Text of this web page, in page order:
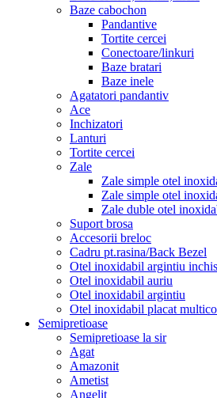
Baze cabochon
Pandantive
Tortite cercei
Conectoare/linkuri
Baze bratari
Baze inele
Agatatori pandantiv
Ace
Inchizatori
Lanturi
Tortite cercei
Zale
Zale simple otel
Zale simple otel
Zale duble otel
Suport brosa
Accesorii breloc
Cadru pt.rasina/Back Bezel
Otel inoxidabil argintiu inchis
Otel inoxidabil auriu
Otel inoxidabil argintiu
Otel inoxidabil placat
Semipretioase
Semipretioase la sir
Agat
Amazonit
Ametist
Angelit